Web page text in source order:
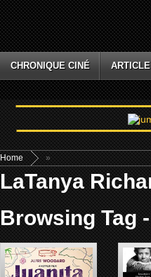
CHRONIQUE CINÉ
Home »
LaTanya
Browsing Tag